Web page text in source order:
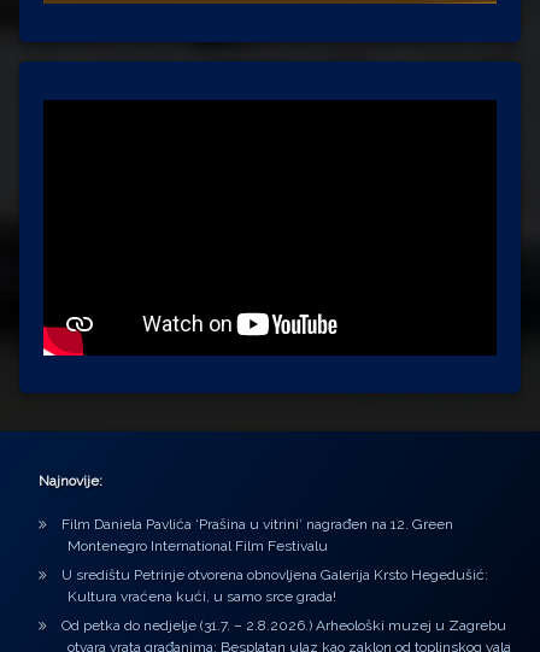
Najnovije:
Film Daniela Pavlića ‘Prašina u vitrini’ nagrađen na 12. Green
Montenegro International Film Festivalu
U središtu Petrinje otvorena obnovljena Galerija Krsto Hegedušić:
Kultura vraćena kući, u samo srce grada!
Od petka do nedjelje (31.7. – 2.8.2026.) Arheološki muzej u Zagrebu
otvara vrata građanima: Besplatan ulaz kao zaklon od toplinskog vala